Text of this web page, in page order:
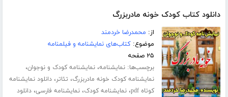
دانلود کتاب کودک خونه مادربزرگ
از: محمدرضا خردمند
موضوع:کتاب‌های نمایشنامه و فیلمنامه
۲۵ صفحه
برچسب‌ها:نمایشنامه،نمایشنامه کودک و نوجوان،
نمایشنامه کودک خونه مادربزرگ، تئاتر،دانلود نمایشنامه
کوتاه pdf
،نمایشنامه کودک،نمایشنامه فارسی،دانلود